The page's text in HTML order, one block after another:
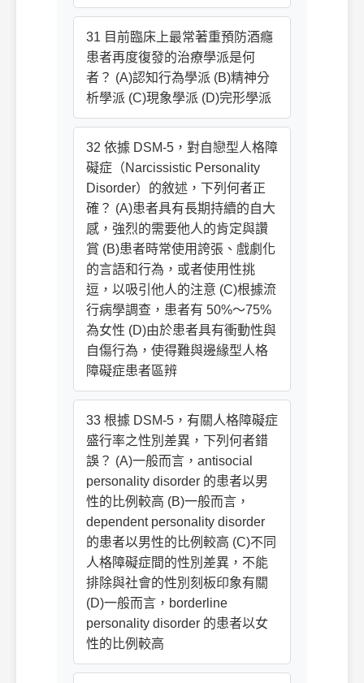
31 目前臨床上最常著重預防酒癮
患者再度復發的治療學派是何
者？ (A)認知行為學派 (B)精神分
析學派 (C)現象學派 (D)完形學派
32 依據 DSM-5，對自戀型人格障
礙症（Narcissistic Personality
Disorder）的敘述，下列何者正
確？ (A)患者具有長期持續的自大
感，強烈的需要他人的肯定與讚
賞 (B)患者時常使用誇張、戲劇化
的言語和行為，或者使用性挑
逗，以吸引他人的注意 (C)根據流
行病學調查，患者有 50%～75%
為女性 (D)由於患者具有衝動性與
自傷行為，使得難與邊緣型人格
障礙症患者區辨
33 根據 DSM-5，有關人格障礙症
盛行率之性別差異，下列何者錯
誤？ (A)一般而言，antisocial
personality disorder 的患者以男
性的比例較高 (B)一般而言，
dependent personality disorder
的患者以男性的比例較高 (C)不同
人格障礙症間的性別差異，不能
排除與社會的性別刻板印象有關
(D)一般而言，borderline
personality disorder 的患者以女
性的比例較高